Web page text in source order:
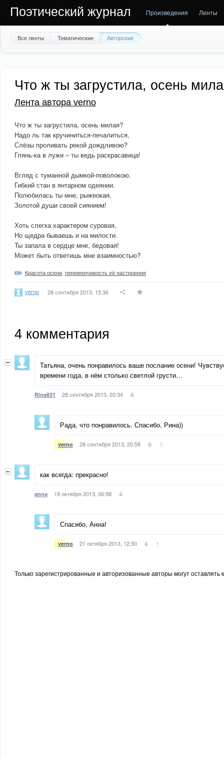
Поэтический журнал Произведения Ленты
Все ленты Тематические Авторские
Что ж ты загрустила, осень
Лента автора verno
Что ж ты загрустила, осень милая?
Надо ль так кручиниться-печалиться,
Слёзы проливать рекой дождливою?
Глянь-ка в лужи – ты ведь раскрасавица!
Вгляд с туманной дымкой-поволокою.
Гибкий стан в янтарном одеянии.
Полюбилась ты мне, рыжеокая,
Золотой души своей сиянием!
Хоть слегка характером суровая,
Но щедра бываешь и на милости.
Ты запала в сердце мне, бедовая!
Может быть ответишь мне взаимностью?
Красота осени переменчивость её настроения
verno 28 сентября 2013, 15:36
4 комментария
Татьяна, очень понравилось ваше послание осени!
времени года, в нём столько светлой грусти…
Rina831 28 сентября 2013, 20:34
Рада, что понравилось. Спасибо, Рина))
verno 28 сентября 2013, 20:59 ↑
как всегда: прекрасно!
anna 19 октября 2013, 06:58
Спасибо, Анна!
verno 21 октября 2013, 12:50 ↑
Только зарегистрированные и авторизованные авторы могут оставлять